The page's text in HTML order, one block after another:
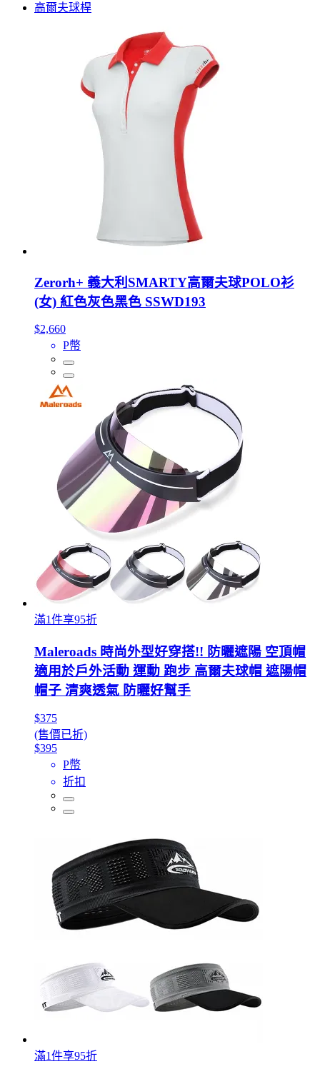
高爾夫球桿
Zerorh+ 義大利SMARTY高爾夫球POLO衫
(女) 紅色灰色黑色 SSWD193
$2,660
P幣
滿1件享95折
Maleroads 時尚外型好穿搭!! 防曬遮陽 空頂帽
適用於戶外活動 運動 跑步 高爾夫球帽 遮陽帽
帽子 清爽透氣 防曬好幫手
$375
(售價已折)
$395
P幣
折扣
滿1件享95折